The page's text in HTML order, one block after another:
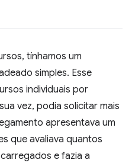
tínhamos um
simples. Esse
individuais por
vez, podia solicitar mais
apresentava um
que avaliava quantos
e fazia a